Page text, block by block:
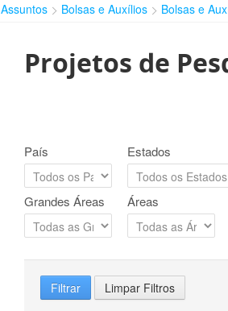
Assuntos Bolsas e Auxílios Bolsas e
Projetos de
País Estados
Grandes Áreas Áreas
Filtrar Limpar Filtros